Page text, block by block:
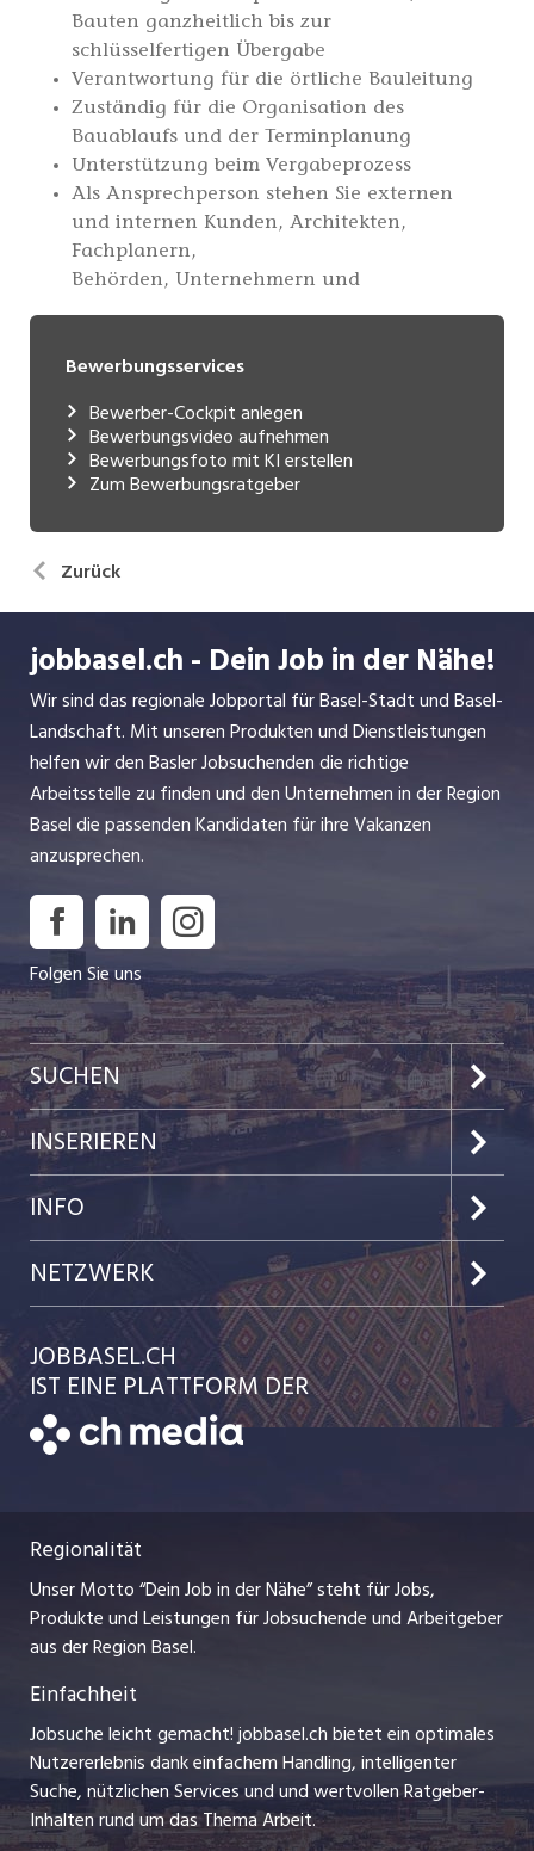
Bewerbungsservices
Bewerber-Cockpit anlegen
Bewerbungsvideo aufnehmen
Bewerbungsfoto mit KI erstellen
Zum Bewerbungsratgeber
Zurück
jobbasel.ch - Dein Job in der Nähe!
Wir sind das regionale Jobportal für Basel-Stadt und Basel-
Landschaft. Mit unseren Produkten und Dienstleistungen
helfen wir den Basler Jobsuchenden die richtige
Arbeitsstelle zu finden und den Unternehmen in der Region
Basel die passenden Kandidaten für ihre Vakanzen
anzusprechen.
Folgen Sie uns
SUCHEN
Jobs im Kanton Basel-Stadt
Jobs im Kanton Baselland
Jobs in der Stadt Basel
Jobs in der Stadt Liestal
Festanstellungen
Temporäre Jobs
Lehrstellen
Ferienjobs
Management / Kader-Jobs
Arbeitgeber
Jobline
INSERIEREN
Preise & Leistungen
Kundenlogin
Einzelinserat disponieren
Schnittstelle
INFO
Team
AGB
Datenschutzerklärung
Impressum
Stellenmeldepflicht
Bewerber-Cockpit
NETZWERK
jobbern.ch
zentraljob.ch
myjob.ch
jobzüri.ch
ajourjob.ch
bzbasel.ch
CH Media
JOBBASEL.CH
IST EINE PLATTFORM DER
Regionalität
Unser Motto “Dein Job in der Nähe” steht für Jobs,
Produkte und Leistungen für Jobsuchende und Arbeitgeber
aus der Region Basel.
Einfachheit
Jobsuche leicht gemacht! jobbasel.ch bietet ein optimales
Nutzererlebnis dank einfachem Handling, intelligenter
Suche, nützlichen Services und und wertvollen Ratgeber-
Inhalten rund um das Thema Arbeit.